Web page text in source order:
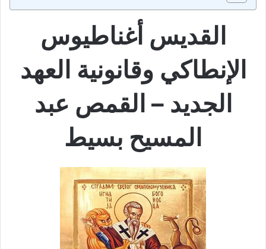
القديس أغناطيوس
الإنطاكي وقانونية العهد
الجديد – القمص عبد
المسيح بسيط